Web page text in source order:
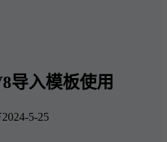
导入模板使用
2024-5-25